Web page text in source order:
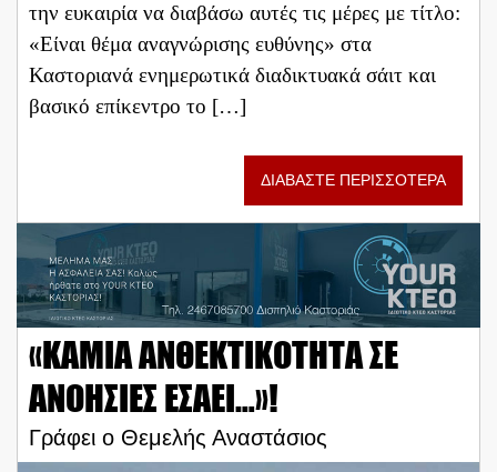
την ευκαιρία να διαβάσω αυτές τις μέρες με τίτλο:
«Είναι θέμα αναγνώρισης ευθύνης» στα
Καστοριανά ενημερωτικά διαδικτυακά σάιτ και
βασικό επίκεντρο το […]
ΔΙΑΒΑΣΤΕ ΠΕΡΙΣΣΟΤΕΡΑ
«KAMIA ΑΝΘΕΚΤΙΚΟΤΗΤΑ ΣΕ
ΑΝΟΗΣΙΕΣ ΕΣΑΕΙ…»!
Γράφει ο Θεμελής Αναστάσιος